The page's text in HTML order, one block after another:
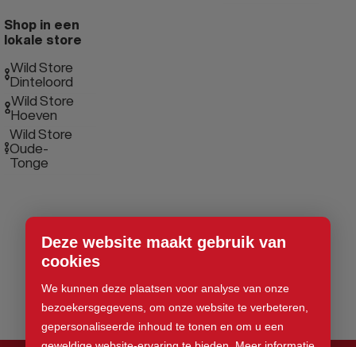
Deze website maakt gebruik van
cookies
We kunnen deze plaatsen voor analyse van onze
bezoekersgegevens, om onze website te verbeteren,
gepersonaliseerde inhoud te tonen en om u een
Shop in een
lokale store
Wild Store
Dinteloord
Wild Store
Hoeven
Wild Store
Oude-
Tonge